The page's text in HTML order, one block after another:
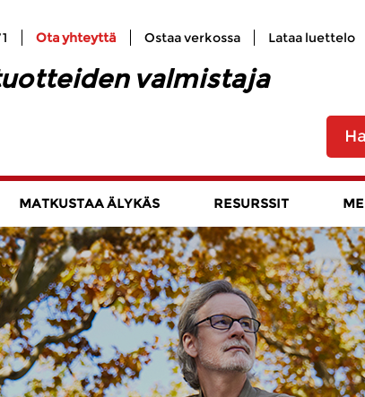
Ota yhteyttä Ostaa verkossa Lataa luettelo
valmistaja
MATKUSTAA ÄLYKÄS RESURSSIT